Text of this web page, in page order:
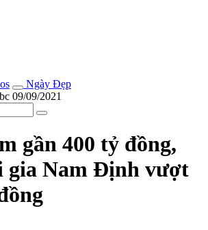
Ngày Đẹp
09/09/2021
gần 400 tỷ đồng,
gia Nam Định vượt